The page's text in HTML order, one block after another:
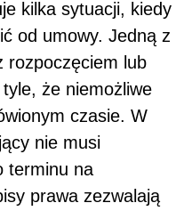
kilka sytuacji, kiedy
od umowy. Jedną z
rozpoczęciem lub
że niemożliwe
czasie. W
nie musi
terminu na
prawa zezwalają